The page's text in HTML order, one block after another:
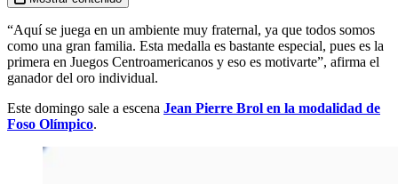
“Aquí se juega en un ambiente muy fraternal, ya que todos somos
como una gran familia. Esta medalla es bastante especial, pues es la
primera en Juegos Centroamericanos y eso es motivarte”, afirma el
ganador del oro individual.
Este domingo sale a escena Jean Pierre Brol en la modalidad de
Foso Olímpico.